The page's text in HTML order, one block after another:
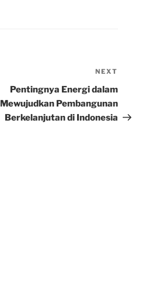
Post
NEXT
Pentingnya Energi dalam
Mewujudkan Pembangunan
Berkelanjutan di Indonesia